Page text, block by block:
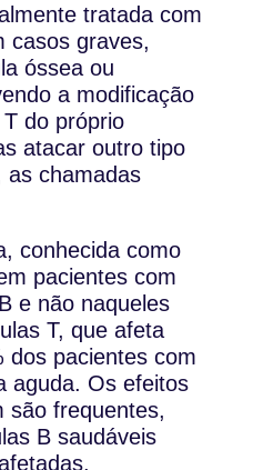
tratada com
casos graves,
óssea ou
a modificação
do próprio
atacar outro tipo
as chamadas
conhecida como
pacientes com
e não naqueles
T, que afeta
dos pacientes com
aguda. Os efeitos
são frequentes,
B saudáveis